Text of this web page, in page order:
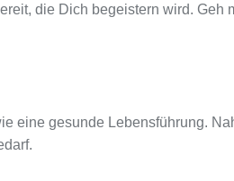
die Dich begeistern wird. Geh
eine gesunde Lebensführung.